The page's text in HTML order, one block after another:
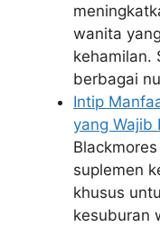
wanita
kehamilan.
berbagai
Intip
yang Wajib
suplemen
khusus
kesuburan